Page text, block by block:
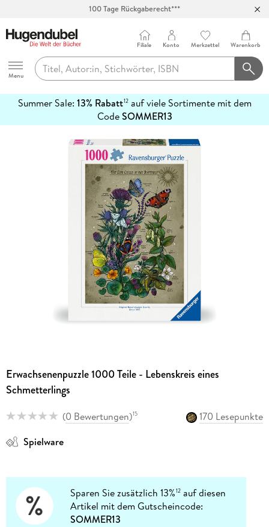
100 Tage Rückgaberecht***
Hugendubel
Menu
Filiale Konto Merkzettel Warenkorb
Summer Sale: 13% Rabatt12auf viele Sortimente mit dem
CodeSOMMER13
erfahren
Erwachsenenpuzzle 1000 Teile - Lebenskreis eines
Schmetterlings
(0 Bewertungen)15
170 Lesepunkte
Spielware
Sparen Sie zusätzlich 13%12 auf diesen
Artikel mit dem Gutscheincode:
SOMMER13